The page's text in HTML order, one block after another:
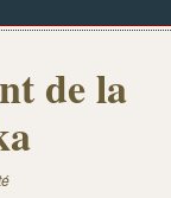
de la